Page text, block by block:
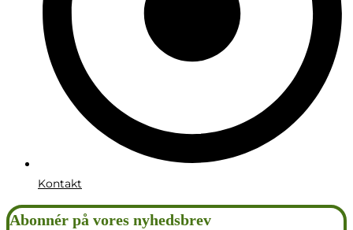
Kontakt
Abonnér på vores nyhedsbrev